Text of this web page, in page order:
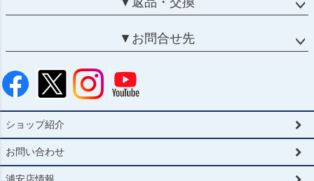
▼お問合せ先
ショップ紹介
お問い合わせ